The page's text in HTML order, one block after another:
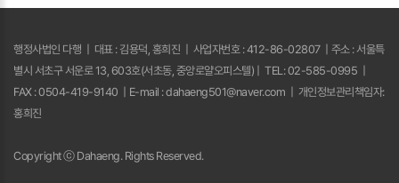
행정사법인 다행 대표 : 김용덕, 홍희진 사업자번호 : 412-86-02807
주소 : 서울특
별시 서초구 서운로 13, 603호(서초동, 중앙로얄오피스텔)
TEL: 02-585-0995
FAX : 0504-419-9140
E-mail : dahaeng501@naver.com
개인정보관리책임자:
홍희진
Copyright ⓒ Dahaeng. Rights Reserved.